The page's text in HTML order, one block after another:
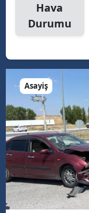
Hava
Durumu
Asayiş